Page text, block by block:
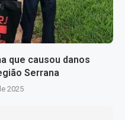
que causou danos
Serrana
2025